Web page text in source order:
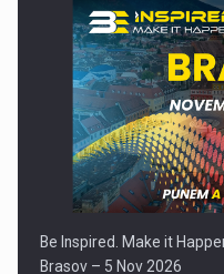
Be Inspired. Make it
Brasov – 5 Nov 2026